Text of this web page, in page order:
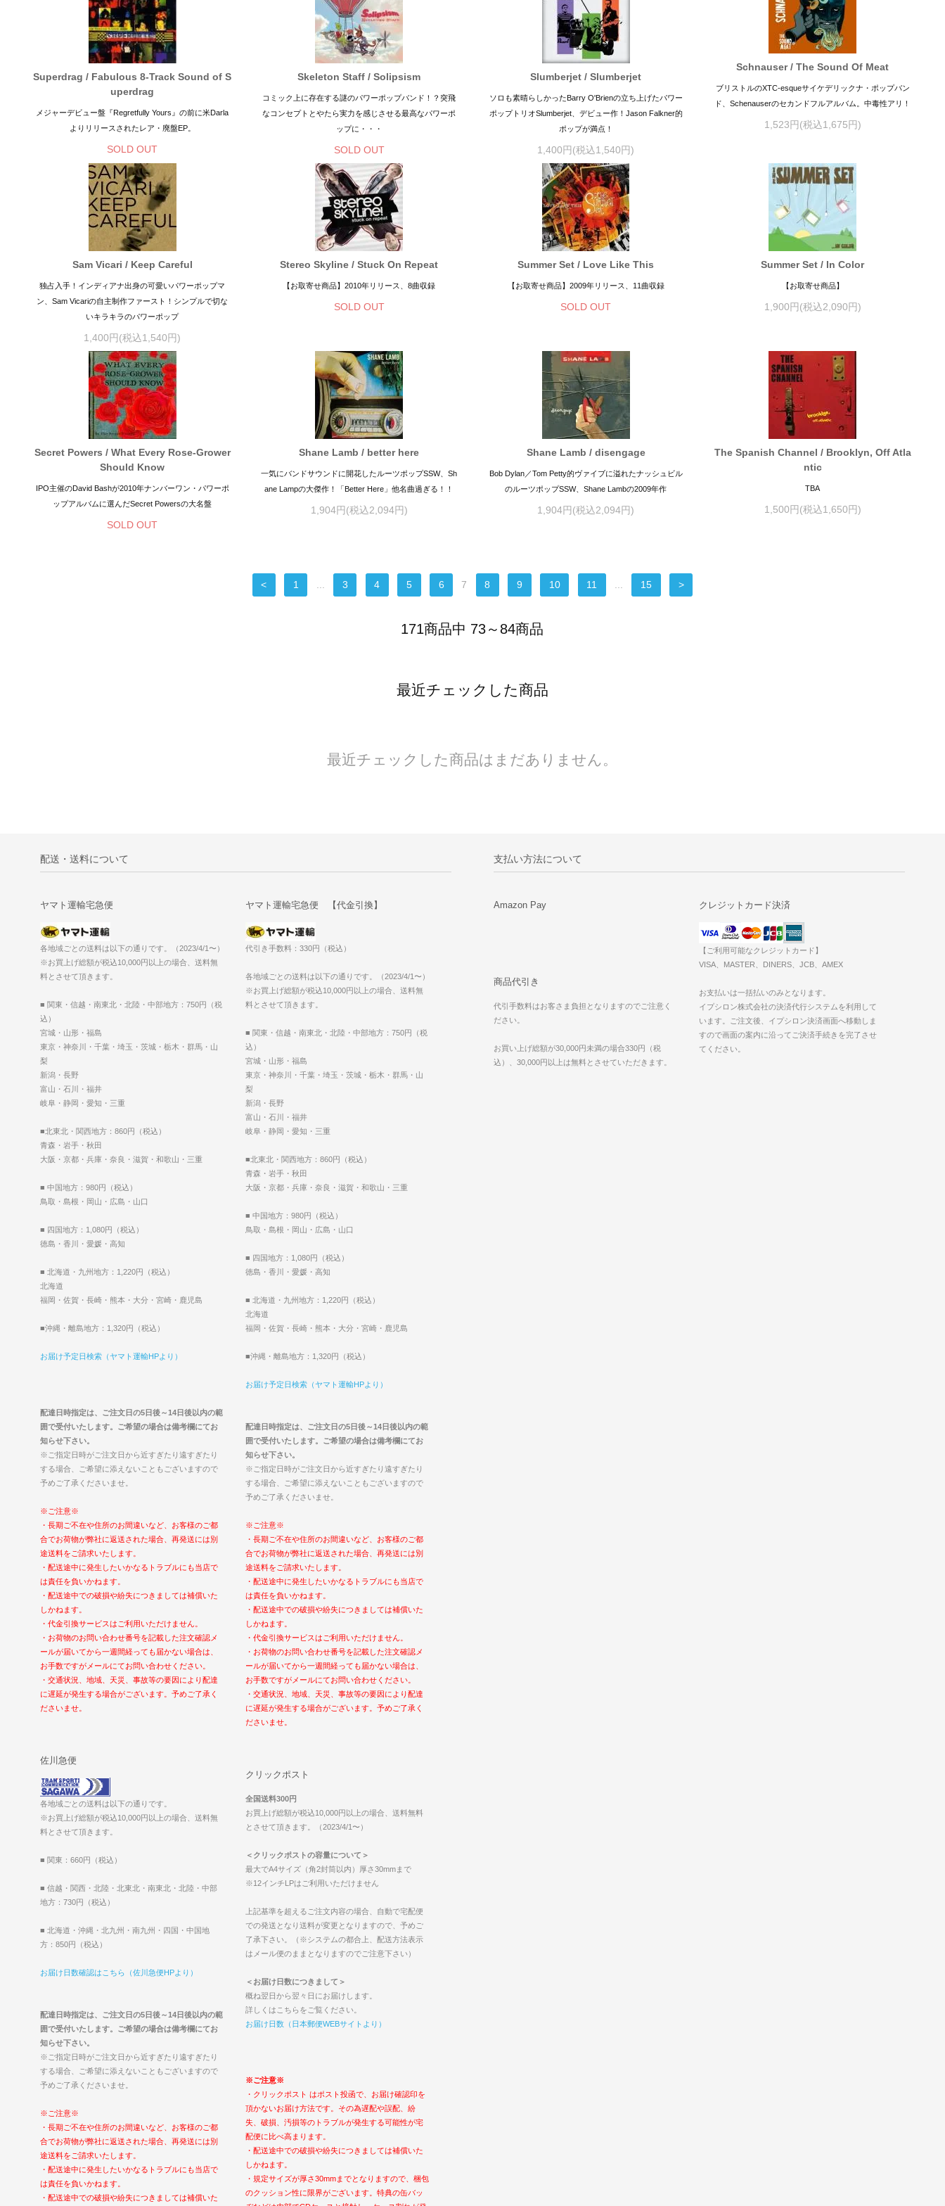
Superdrag / Fabulous 8-Track Sound of S
uperdrag
メジャーデビュー盤『Regretfully Yours』の前に米Darla
よりリリースされたレア・廃盤EP。
SOLD OUT
Skeleton Staff / Solipsism
コミック上に存在する謎のパワーポップバンド！？突飛
なコンセプトとやたら実力を感じさせる最高なパワーポ
ップに・・・
SOLD OUT
Slumberjet / Slumberjet
ソロも素晴らしかったBarry O'Brienの立ち上げたパワー
ポップトリオSlumberjet、デビュー作！Jason Falkner的
ポップが満点！
1,400円(税込1,540円)
Schnauser / The Sound Of Meat
ブリストルのXTC-esqueサイケデリックナ・ポップバン
ド、Schenauserのセカンドフルアルバム。中毒性アリ！
1,523円(税込1,675円)
Sam Vicari / Keep Careful
独占入手！インディアナ出身の可愛いパワーポップマ
ン、Sam Vicariの自主制作ファースト！シンプルで切な
いキラキラのパワーポップ
1,400円(税込1,540円)
Stereo Skyline / Stuck On Repeat
【お取寄せ商品】2010年リリース、8曲収録
SOLD OUT
Summer Set / Love Like This
【お取寄せ商品】2009年リリース、11曲収録
SOLD OUT
Summer Set / In Color
【お取寄せ商品】
1,900円(税込2,090円)
Secret Powers / What Every Rose-Grower
Should Know
IPO主催のDavid Bashが2010年ナンバーワン・パワーポ
ップアルバムに選んだSecret Powersの大名盤
SOLD OUT
Shane Lamb / better here
一気にバンドサウンドに開花したルーツポップSSW、Sh
ane Lampの大傑作！「Better Here」他名曲過ぎる！！
1,904円(税込2,094円)
Shane Lamb / disengage
Bob Dylan／Tom Petty的ヴァイブに溢れたナッシュビル
のルーツポップSSW、Shane Lambの2009年作
1,904円(税込2,094円)
The Spanish Channel / Brooklyn, Off Atla
ntic
TBA
1,500円(税込1,650円)
< 1 ... 3 4 5 6 7 8 9 10 11 ... 15 >
171商品中 73～84商品
最近チェックした商品
最近チェックした商品はまだありません。
配送・送料について
ヤマト運輸宅急便
各地域ごとの送料は以下の通りです。（2023/4/1〜）
※お買上げ総額が税込10,000円以上の場合、送料無
料とさせて頂きます。
■ 関東・信越・南東北・北陸・中部地方：750円（税
込）
宮城・山形・福島
東京・神奈川・千葉・埼玉・茨城・栃木・群馬・山
梨
新潟・長野
富山・石川・福井
岐阜・静岡・愛知・三重
■北東北・関西地方：860円（税込）
青森・岩手・秋田
大阪・京都・兵庫・奈良・滋賀・和歌山・三重
■ 中国地方：980円（税込）
鳥取・島根・岡山・広島・山口
■ 四国地方：1,080円（税込）
徳島・香川・愛媛・高知
■ 北海道・九州地方：1,220円（税込）
北海道
福岡・佐賀・長崎・熊本・大分・宮崎・鹿児島
■沖縄・離島地方：1,320円（税込）
お届け予定日検索（ヤマト運輸HPより）
配達日時指定は、ご注文日の5日後～14日後以内の範
囲で受付いたします。ご希望の場合は備考欄にてお
知らせ下さい。
※ご指定日時がご注文日から近すぎたり遠すぎたり
する場合、ご希望に添えないこともございますので
予めご了承くださいませ。
※ご注意※
・長期ご不在や住所のお間違いなど、お客様のご都
合でお荷物が弊社に返送された場合、再発送には別
途送料をご請求いたします。
・配送途中に発生したいかなるトラブルにも当店で
は責任を負いかねます。
・配送途中での破損や紛失につきましては補償いた
しかねます。
・代金引換サービスはご利用いただけません。
・お荷物のお問い合わせ番号を記載した注文確認メ
ールが届いてから一週間経っても届かない場合は、
お手数ですがメールにてお問い合わせください。
・交通状況、地域、天災、事故等の要因により配達
に遅延が発生する場合がございます。予めご了承く
ださいませ。
ヤマト運輸宅急便 【代金引換】
代引き手数料：330円（税込）
各地域ごとの送料は以下の通りです。（2023/4/1〜）
※お買上げ総額が税込10,000円以上の場合、送料無
料とさせて頂きます。
■ 関東・信越・南東北・北陸・中部地方：750円（税
込）
宮城・山形・福島
東京・神奈川・千葉・埼玉・茨城・栃木・群馬・山
梨
新潟・長野
富山・石川・福井
岐阜・静岡・愛知・三重
■北東北・関西地方：860円（税込）
青森・岩手・秋田
大阪・京都・兵庫・奈良・滋賀・和歌山・三重
■ 中国地方：980円（税込）
鳥取・島根・岡山・広島・山口
■ 四国地方：1,080円（税込）
徳島・香川・愛媛・高知
■ 北海道・九州地方：1,220円（税込）
北海道
福岡・佐賀・長崎・熊本・大分・宮崎・鹿児島
■沖縄・離島地方：1,320円（税込）
お届け予定日検索（ヤマト運輸HPより）
配達日時指定は、ご注文日の5日後～14日後以内の範
囲で受付いたします。ご希望の場合は備考欄にてお
知らせ下さい。
※ご指定日時がご注文日から近すぎたり遠すぎたり
する場合、ご希望に添えないこともございますので
予めご了承くださいませ。
※ご注意※
・長期ご不在や住所のお間違いなど、お客様のご都
合でお荷物が弊社に返送された場合、再発送には別
途送料をご請求いたします。
・配送途中に発生したいかなるトラブルにも当店で
は責任を負いかねます。
・配送途中での破損や紛失につきましては補償いた
しかねます。
・代金引換サービスはご利用いただけません。
・お荷物のお問い合わせ番号を記載した注文確認メ
ールが届いてから一週間経っても届かない場合は、
お手数ですがメールにてお問い合わせください。
・交通状況、地域、天災、事故等の要因により配達
に遅延が発生する場合がございます。予めご了承く
ださいませ。
佐川急便
各地域ごとの送料は以下の通りです。
※お買上げ総額が税込10,000円以上の場合、送料無
料とさせて頂きます。
■ 関東：660円（税込）
■ 信越・関西・北陸・北東北・南東北・北陸・中部
地方：730円（税込）
■ 北海道・沖縄・北九州・南九州・四国・中国地
方：850円（税込）
お届け日数確認はこちら（佐川急便HPより）
配達日時指定は、ご注文日の5日後～14日後以内の範
囲で受付いたします。ご希望の場合は備考欄にてお
知らせ下さい。
※ご指定日時がご注文日から近すぎたり遠すぎたり
する場合、ご希望に添えないこともございますので
予めご了承くださいませ。
※ご注意※
・長期ご不在や住所のお間違いなど、お客様のご都
合でお荷物が弊社に返送された場合、再発送には別
途送料をご請求いたします。
・配送途中に発生したいかなるトラブルにも当店で
は責任を負いかねます。
・配送途中での破損や紛失につきましては補償いた
クリックポスト
全国送料300円
お買上げ総額が税込10,000円以上の場合、送料無料
とさせて頂きます。（2023/4/1〜）
＜クリックポストの容量について＞
最大でA4サイズ（角2封筒以内）厚さ30mmまで
※12インチLPはご利用いただけません
上記基準を超えるご注文内容の場合、自動で宅配便
での発送となり送料が変更となりますので、予めご
了承下さい。（※システムの都合上、配送方法表示
はメール便のままとなりますのでご注意下さい）
＜お届け日数につきまして＞
概ね翌日から翌々日にお届けします。
詳しくはこちらをご覧ください。
お届け日数（日本郵便WEBサイトより）
※ご注意※
・クリックポスト はポスト投函で、お届け確認印を
頂かないお届け方法です。その為遅配や誤配、紛
失、破損、汚損等のトラブルが発生する可能性が宅
配便に比べ高まります。
・配送途中での破損や紛失につきましては補償いた
しかねます。
・規定サイズが厚さ30mmまでとなりますので、梱包
のクッション性に限界がございます。特典の缶バッ
支払い方法について
Amazon Pay クレジットカード決済
【ご利用可能なクレジットカード】
VISA、MASTER、DINERS、JCB、AMEX
お支払いは一括払いのみとなります。
イプシロン株式会社の決済代行システムを利用して
います。ご注文後、イプシロン決済画面へ移動しま
すので画面の案内に沿ってご決済手続きを完了させ
てください。
商品代引き
代引手数料はお客さま負担となりますのでご注意く
ださい。
お買い上げ総額が30,000円未満の場合330円（税
込）、30,000円以上は無料とさせていただきます。